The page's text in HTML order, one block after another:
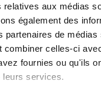
aux médias
également des
partenaires de médias
combiner celles-ci
fournies ou qu'ils
services.